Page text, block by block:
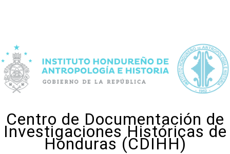
Centro de Documentación de
Investigaciones Históricas de
Honduras (CDIHH)